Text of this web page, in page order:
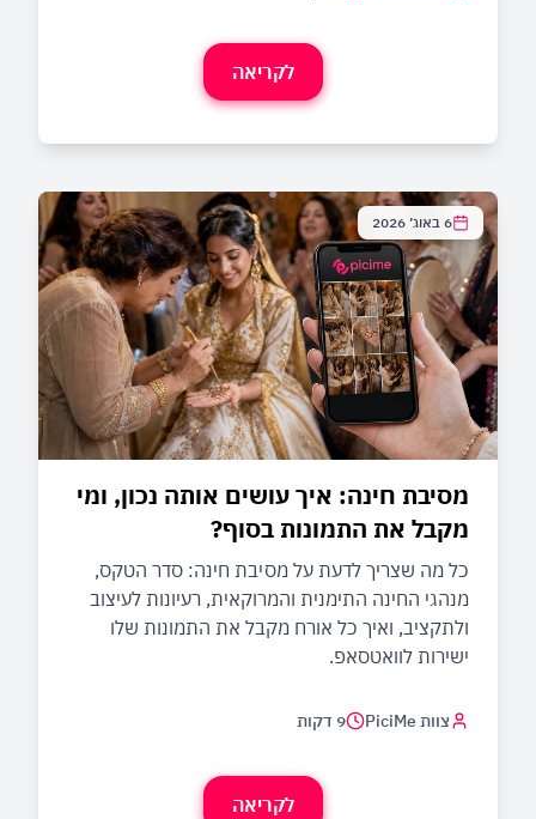
לקריאה
6 באוג׳ 2026
מסיבת חינה: איך עושים אותה נכון, ומי
מקבל את התמונות בסוף?
כל מה שצריך לדעת על מסיבת חינה: סדר הטקס,
מנהגי החינה התימנית והמרוקאית, רעיונות לעיצוב
ולתקציב, ואיך כל אורח מקבל את התמונות שלו
ישירות לוואטסאפ.
צוות PiciMe 9 דקות
לקריאה